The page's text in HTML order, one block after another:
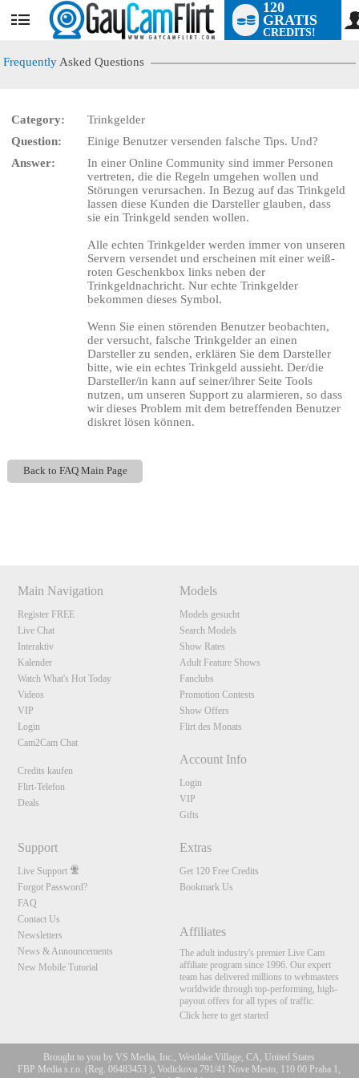
User
status
120
GRATIS
CREDITS!
Frequently Asked Questions
Category:
Trinkgelder
Question:
Einige Benutzer versenden falsche Tips. Und?
Answer:
In einer Online Community sind immer Personen
vertreten, die die Regeln umgehen wollen und
Störungen verursachen. In Bezug auf das Trinkgeld
lassen diese Kunden die Darsteller glauben, dass
sie ein Trinkgeld senden wollen.
Alle echten Trinkgelder werden immer von unseren
Servern versendet und erscheinen mit einer weiß-
roten Geschenkbox links neben der
Trinkgeldnachricht. Nur echte Trinkgelder
bekommen dieses Symbol.
Wenn Sie einen störenden Benutzer beobachten,
der versucht, falsche Trinkgelder an einen
Darsteller zu senden, erklären Sie dem Darsteller
bitte, wie ein echtes Trinkgeld aussieht. Der/die
Darsteller/in kann auf seiner/ihrer Seite Tools
nutzen, um unseren Support zu alarmieren, so dass
wir dieses Problem mit dem betreffenden Benutzer
diskret lösen können.
Back to FAQ Main Page
Main Navigation
Register FREE
Live Chat
Interaktiv
Kalender
Watch What's Hot Today
Videos
VIP
Login
Cam2Cam Chat
Credits kaufen
Flirt-Telefon
Deals
Models
Models gesucht
Search Models
Show Rates
Adult Feature Shows
Fanclubs
Promotion Contests
Show Offers
Flirt des Monats
Account Info
Login
VIP
Gifts
Support
Live Support
Forgot Password?
FAQ
Contact Us
Newsletters
News & Announcements
New Mobile Tutorial
Extras
Get 120 Free Credits
Bookmark Us
Affiliates
The adult industry's premier Live Cam
affiliate program since 1996. Our expert
team has delivered millions to webmasters
worldwide through top-performing, high-
payout offers for all types of traffic.
Click here to get started
Brought to you by VS Media, Inc., Westlake Village, CA, United States
FBP Media s.r.o. (Reg. 06483453 ), Vodickova 791/41 Nove Mesto, 110 00 Praha 1,
LIMITED TIME OFFER!
F
R
E
E
C
R
E
DI
T
S